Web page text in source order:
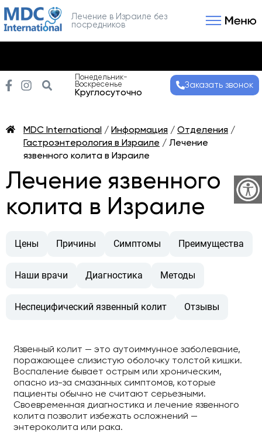
Лечение в Израиле без
посредников
Понедельник-
Воскресенье
Круглосуточно
Заказать звонок
MDC International / Информация / Отделения /
Гастроэнтерология в Израиле / Лечение
язвенного колита в Израиле
Лечение язвенного
колита в Израиле
Цены Причины Симптомы Преимущества
Наши врачи Диагностика Методы
Неспецифический язвенный колит Отзывы
Язвенный колит — это аутоиммунное заболевание,
поражающее слизистую оболочку толстой кишки.
Воспаление бывает острым или хроническим,
опасно из-за смазанных симптомов, которые
пациенты обычно не считают серьезными.
Своевременная диагностика и лечение язвенного
колита позволит избежать осложнений —
энтероколита или рака.